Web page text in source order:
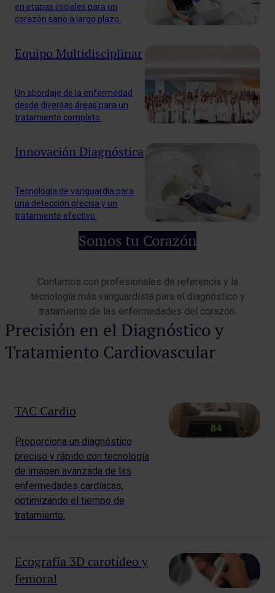
en etapas iniciales para un
corazón sano a largo plazo.
Equipo Multidisciplinar
Un abordaje de la enfermedad
desde diversas áreas para un
tratamiento completo.
Innovación Diagnóstica
Tecnología de vanguardia para
una detección precisa y un
tratamiento efectivo.
Somos tu Corazón
Contamos con profesionales de referencia y la
tecnología más vanguardista para el diagnóstico y
tratamiento de las enfermedades del corazón.
Precisión en el Diagnóstico y
Tratamiento Cardiovascular
TAC Cardio
Proporciona un diagnóstico
preciso y rápido con tecnología
de imagen avanzada de las
enfermedades cardíacas,
optimizando el tiempo de
tratamiento.
Ecografía 3D carotídeo y
femoral